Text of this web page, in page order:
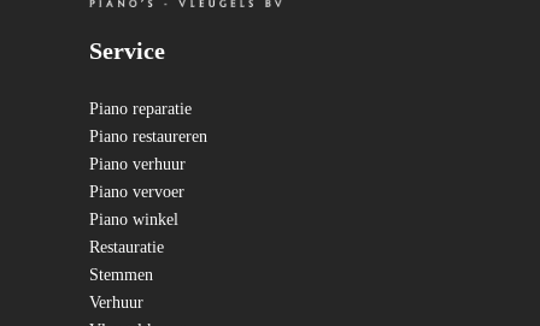
Service
Piano reparatie
Piano restaureren
Piano verhuur
Piano vervoer
Piano winkel
Restauratie
Stemmen
Verhuur